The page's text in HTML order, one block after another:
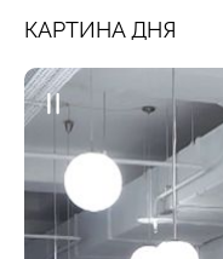
КАРТИНА ДНЯ